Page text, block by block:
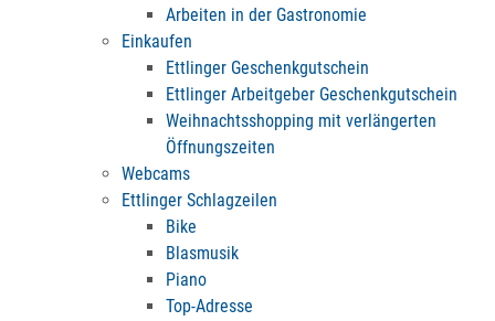
Arbeiten in der Gastronomie
Einkaufen
Ettlinger Geschenkgutschein
Ettlinger Arbeitgeber Geschenkgutschein
Weihnachtsshopping mit verlängerten
Öffnungszeiten
Webcams
Ettlinger Schlagzeilen
Bike
Blasmusik
Piano
Top-Adresse